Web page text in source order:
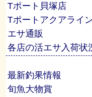
Tポート貝塚店
Tポートアクアライ
エサ通販
各店の活エサ入荷状
最新釣果情報
旬魚大物賞